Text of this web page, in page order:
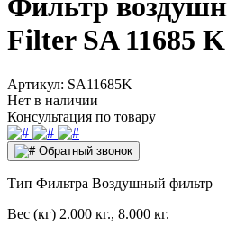
Фильтр
Filter SA 11685 K
Артикул: SA11685K
Нет в наличии
Консультация по товару
Обратный звонок
Тип Фильтра Воздушный фильтр
Вес (кг) 2.000 кг., 8.000 кг.